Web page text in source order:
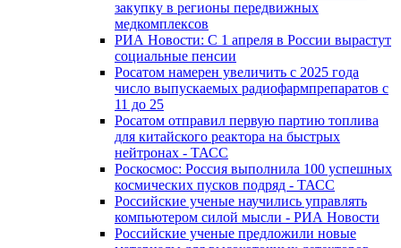
закупку в регионы передвижных
медкомплексов
РИА Новости: С 1 апреля в России вырастут
социальные пенсии
Росатом намерен увеличить с 2025 года
число выпускаемых радиофармпрепаратов с
11 до 25
Росатом отправил первую партию топлива
для китайского реактора на быстрых
нейтронах - ТАСС
Роскосмос: Россия выполнила 100 успешных
космических пусков подряд - ТАСС
Российские ученые научились управлять
компьютером силой мысли - РИА Новости
Российские ученые предложили новые